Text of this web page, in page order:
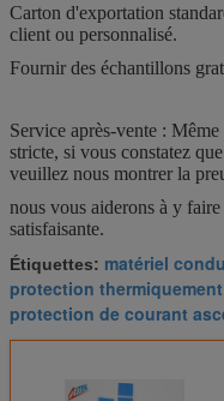
Carton d'exportation
client ou personnalisé.
Fournir des échantillons
Service après-vente :
stricte, si vous constatez
veuillez nous montrer la
nous vous aiderons à y
satisfaisante.
Étiquettes: matériel
protection
protection de courant